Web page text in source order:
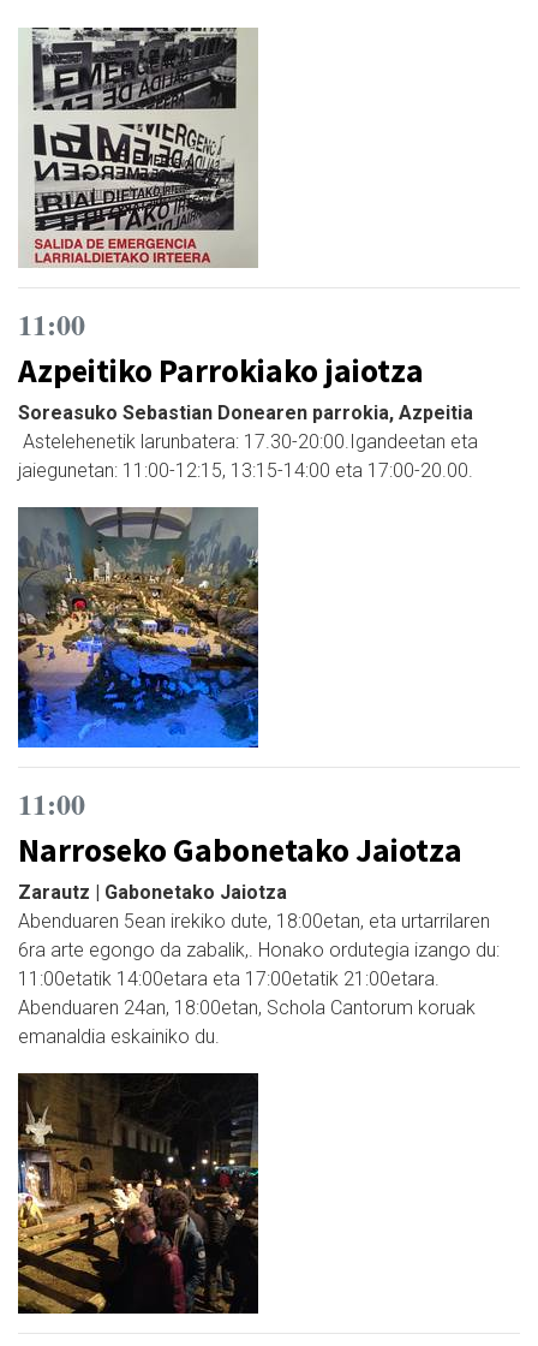
11:00
Azpeitiko Parrokiako jaiotza
Soreasuko Sebastian Donearen parrokia, Azpeitia
Astelehenetik larunbatera: 17.30-20:00.Igandeetan eta
jaiegunetan: 11:00-12:15, 13:15-14:00 eta 17:00-20.00.
11:00
Narroseko Gabonetako Jaiotza
Zarautz | Gabonetako Jaiotza
Abenduaren 5ean irekiko dute, 18:00etan, eta urtarrilaren
6ra arte egongo da zabalik,. Honako ordutegia izango du:
11:00etatik 14:00etara eta 17:00etatik 21:00etara.
Abenduaren 24an, 18:00etan, Schola Cantorum koruak
emanaldia eskainiko du.